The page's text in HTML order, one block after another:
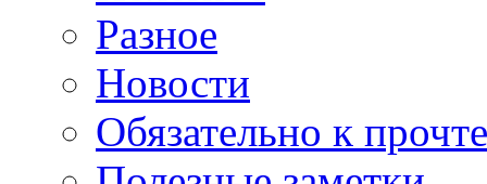
Разное
Новости
Обязательно к